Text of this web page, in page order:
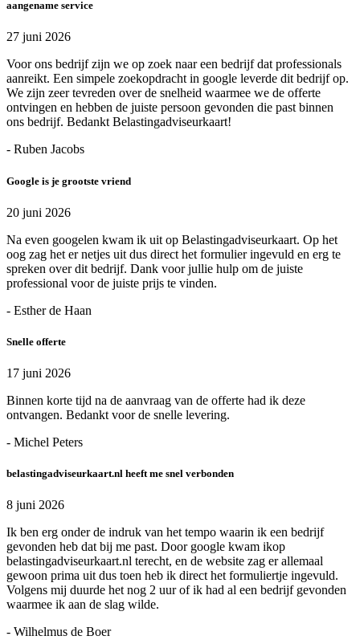
aangename service
27 juni 2026
Voor ons bedrijf zijn we op zoek naar een bedrijf dat professionals
aanreikt. Een simpele zoekopdracht in google leverde dit bedrijf op.
We zijn zeer tevreden over de snelheid waarmee we de offerte
ontvingen en hebben de juiste persoon gevonden die past binnen
ons bedrijf. Bedankt Belastingadviseurkaart!
- Ruben Jacobs
Google is je grootste vriend
20 juni 2026
Na even googelen kwam ik uit op Belastingadviseurkaart. Op het
oog zag het er netjes uit dus direct het formulier ingevuld en erg te
spreken over dit bedrijf. Dank voor jullie hulp om de juiste
professional voor de juiste prijs te vinden.
- Esther de Haan
Snelle offerte
17 juni 2026
Binnen korte tijd na de aanvraag van de offerte had ik deze
ontvangen. Bedankt voor de snelle levering.
- Michel Peters
belastingadviseurkaart.nl heeft me snel verbonden
8 juni 2026
Ik ben erg onder de indruk van het tempo waarin ik een bedrijf
gevonden heb dat bij me past. Door google kwam ikop
belastingadviseurkaart.nl terecht, en de website zag er allemaal
gewoon prima uit dus toen heb ik direct het formuliertje ingevuld.
Volgens mij duurde het nog 2 uur of ik had al een bedrijf gevonden
waarmee ik aan de slag wilde.
- Wilhelmus de Boer